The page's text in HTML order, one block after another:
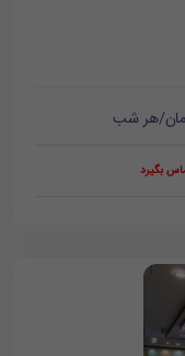
هر شب
بگیرد